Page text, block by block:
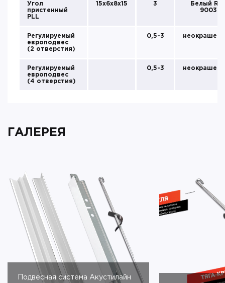
Угол
пристенный
PLL
15х6х8х15 3
Белый
9003
Регулируемый
европодвес
(2 отверcтия)
0,5-3
Регулируемый
европодвес
(4 отверcтия)
0,5-3
ГАЛЕРЕЯ
Подвесная система Акустилайн